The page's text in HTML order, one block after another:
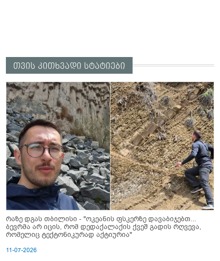
თვის კითხვადი სტატიები
რაზე დგას თბილისი - "ოკეანის ფსკერზე დავაბიჯებთ...
ბევრმა არ იცის, რომ დედაქალაქის ქვეშ გადის რღვევა,
რომელიც ტექტონიკურად აქტიურია"
11-07-2026